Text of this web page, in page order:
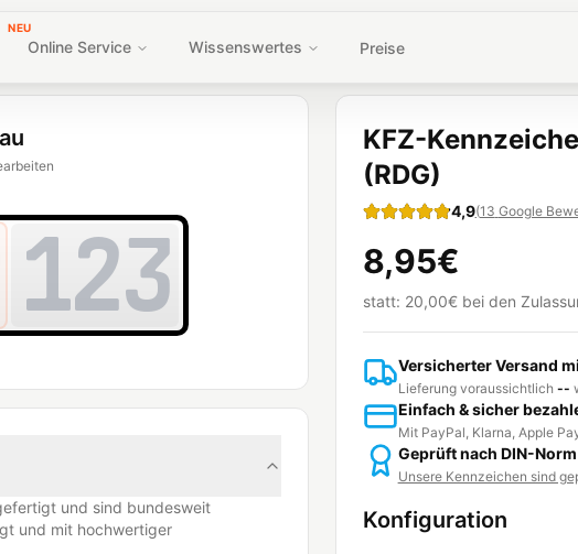
NEU
Online Service Wissenswertes Preise
KFZ-
(RDG)
4,9(13 Google
8,95€
statt: 20,00€ bei den
Versicherter Versand
Lieferung voraussichtlich --
Einfach & sicher
Mit PayPal, Klarna, Apple
Geprüft nach DIN-
Unsere Kennzeichen sind
Konfiguration
123
und sind bundesweit
und mit hochwertiger